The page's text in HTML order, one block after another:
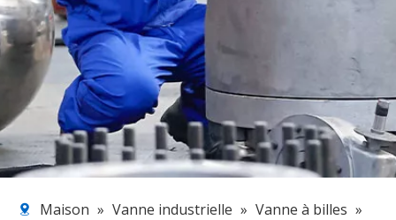
Maison » Vanne industrielle » Vanne à billes »